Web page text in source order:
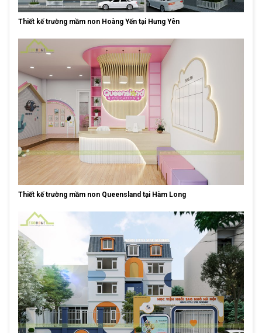
Thiết kế trường mầm non Hoàng Yến tại Hưng Yên
Thiết kế trường mầm non Queensland tại Hàm Long